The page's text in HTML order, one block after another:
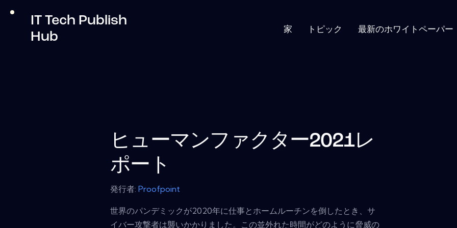
IT Tech Publish
Hub
家 トピック 最新のホワイトペーパー
ヒューマンファクター2021レ
ポート
発行者:Proofpoint
世界のパンデミックが2020年に仕事とホームルーチンを倒したとき、サ
イバー攻撃者は襲いかかりました。この並外れた時間がどのように脅威の